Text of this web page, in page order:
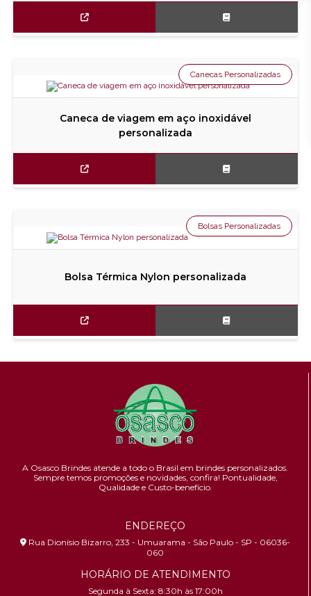
Caneca de viagem em aço inoxidável
personalizada
Canecas Personalizadas
Bolsa Térmica Nylon personalizada
Bolsas Personalizadas
A Osasco Brindes atende a todo o Brasil em brindes personalizados.
Sempre temos promoções e novidades, confira! Pontualidade,
Qualidade e Custo-benefício.
ENDEREÇO
Rua Dionísio Bizarro, 233 - Umuarama - São Paulo - SP - 06036-
060
HORÁRIO DE ATENDIMENTO
Segunda à Sexta: 8:30h às 17:00h